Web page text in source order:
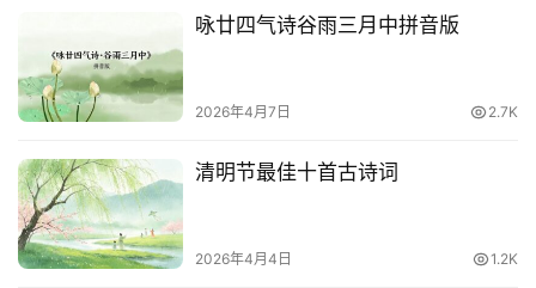
咏廿四气诗谷雨三月中拼音版
2026年4月7日 2.7K
清明节最佳十首古诗词
2026年4月4日 1.2K